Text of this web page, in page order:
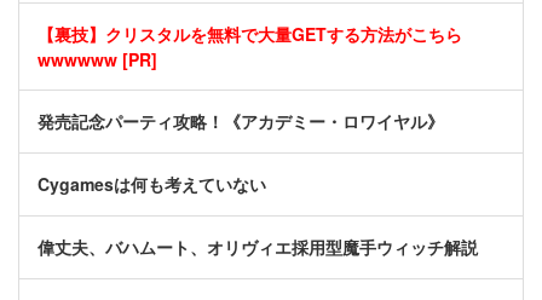
【裏技】クリスタルを無料で大量GETする方法がこちら
wwwwww [PR]
発売記念パーティ攻略！《アカデミー・ロワイヤル》
Cygamesは何も考えていない
偉丈夫、バハムート、オリヴィエ採用型魔手ウィッチ解説